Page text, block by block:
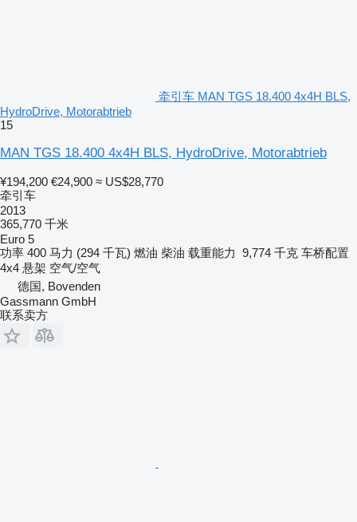
牵引车 MAN TGS 18.400 4x4H BLS,
HydroDrive, Motorabtrieb
15
MAN TGS 18.400 4x4H BLS, HydroDrive, Motorabtrieb
¥194,200 €24,900 ≈ US$28,770
牵引车
2013
365,770 千米
Euro 5
功率 400 马力 (294 千瓦) 燃油 柴油 载重能力 9,774 千克 车桥配置
4x4 悬架 空气/空气
德国, Bovenden
Gassmann GmbH
联系卖方